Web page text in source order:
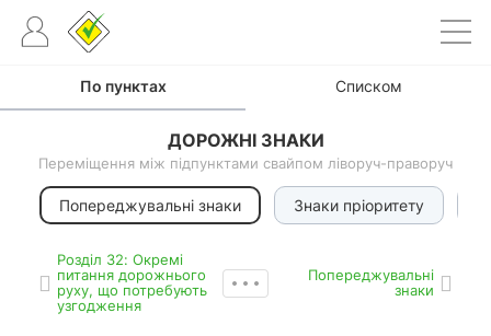
По пунктах Списком
ДОРОЖНІ ЗНАКИ
Переміщення між підпунктами свайпом ліворуч-праворуч
Попереджувальні знаки Знаки пріоритету
Роздiл 32: Окремі
питання дорожнього
руху, що потребують
узгодження
Попереджувальні
знаки